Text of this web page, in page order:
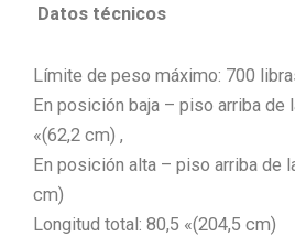
Datos técnicos
Límite de peso máximo: 700
En posición baja – piso arriba de
«(62,2 cm) ,
En posición alta – piso arriba de
cm)
Longitud total: 80,5 «(204,5 cm)